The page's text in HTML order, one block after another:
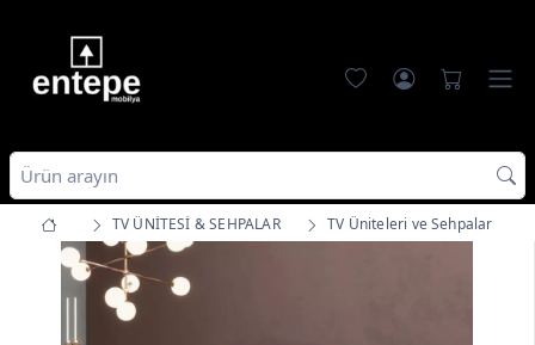
TV ÜNİTESİ & SEHPALAR TV Üniteleri ve Sehpalar